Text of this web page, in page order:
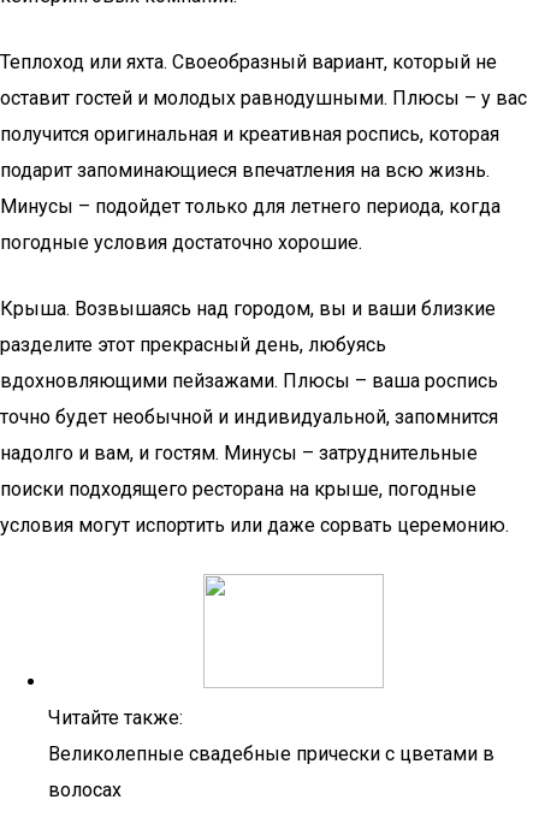
Теплоход или яхта. Своеобразный вариант, который не
оставит гостей и молодых равнодушными. Плюсы – у вас
получится оригинальная и креативная роспись, которая
подарит запоминающиеся впечатления на всю жизнь.
Минусы – подойдет только для летнего периода, когда
погодные условия достаточно хорошие.
Крыша. Возвышаясь над городом, вы и ваши близкие
разделите этот прекрасный день, любуясь
вдохновляющими пейзажами. Плюсы – ваша роспись
точно будет необычной и индивидуальной, запомнится
надолго и вам, и гостям. Минусы – затруднительные
поиски подходящего ресторана на крыше, погодные
условия могут испортить или даже сорвать церемонию.
Читайте также:
Великолепные свадебные прически с цветами в
волосах